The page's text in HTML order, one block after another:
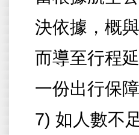
決依據，概
而導至行程
一份出行保障
7) 如人數不